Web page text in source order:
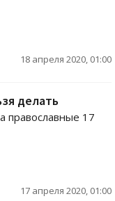
18 апреля 2020, 01:00
делать
православные 17
17 апреля 2020, 01:00